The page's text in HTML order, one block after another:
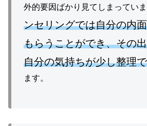
外的要因ばかり見てしまっていま
ンセリングでは自分の内
もらうことができ、その
自分の気持ちが少し整理
ます。